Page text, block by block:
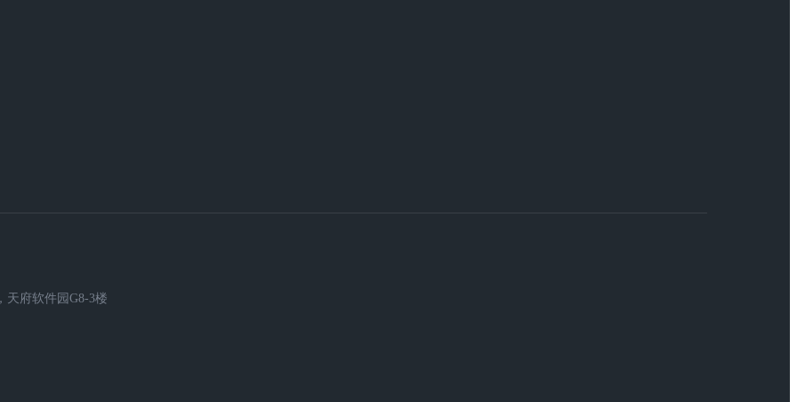
天府软件园G8-3楼